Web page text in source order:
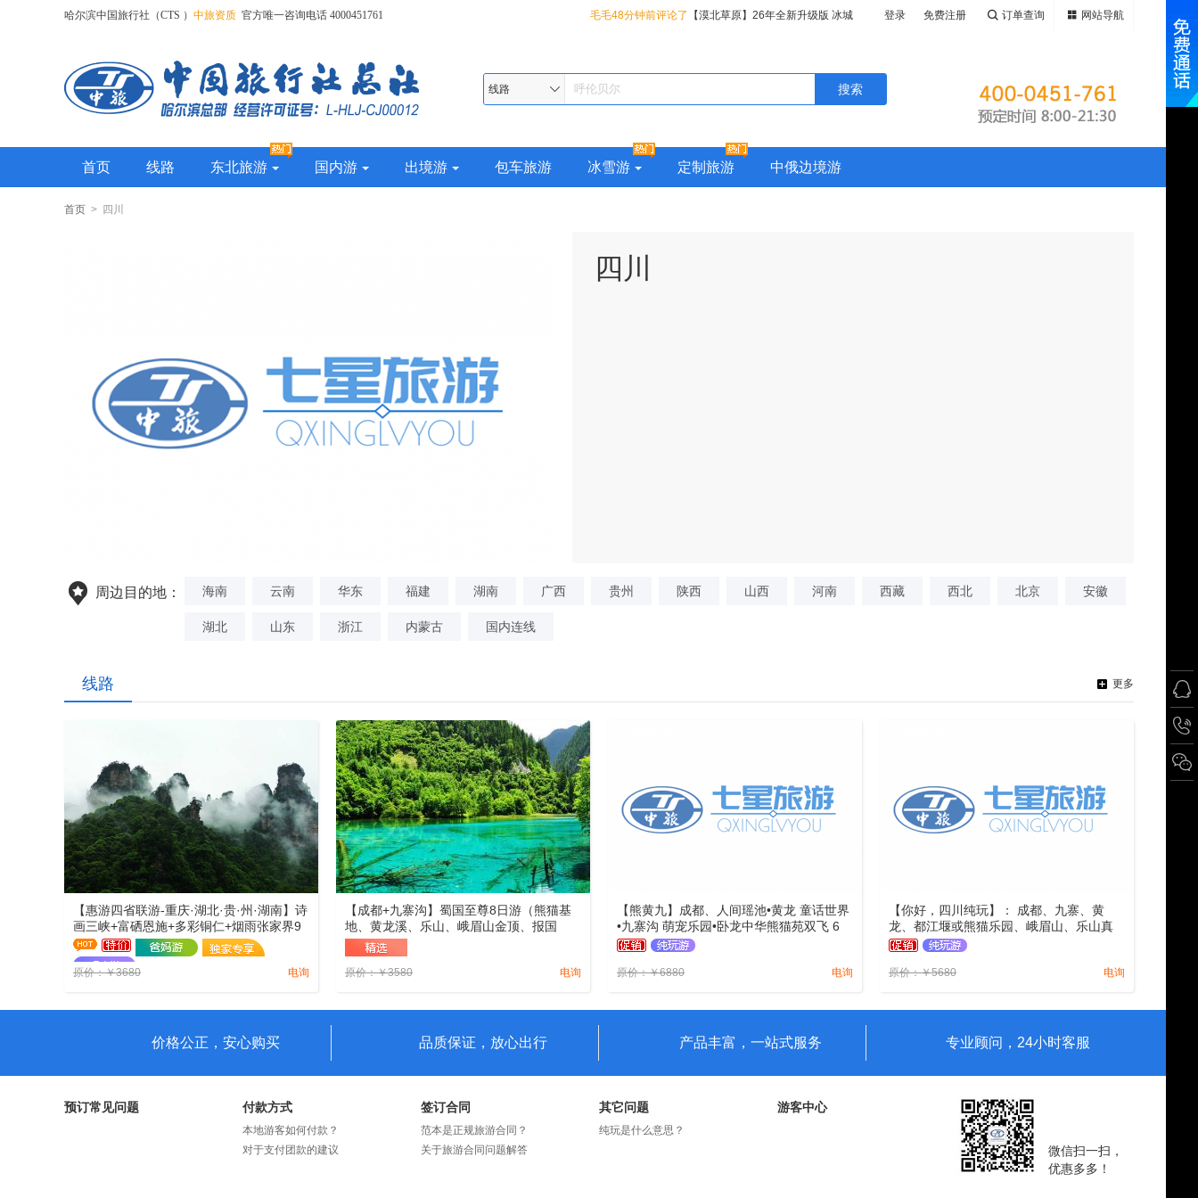
哈尔滨中国旅行社（CTS ） 中旅资质 官方唯一咨询电话 4000451761 登录 免费注册 订单查询 网站导航
毛毛48分钟前评论了 【漠北草原】26年全新升级版 冰城
安岭最北漠河、邂逅极光北极村、十八站鄂伦春民族乡、
纵览国境线最美331、双子城俄罗斯边境黑河、火山遗迹
五大连池、小兴安岭伊春上甘岭溪水公园、大小兴安岭畅
游10日
吉辽蒙四省全景、盛京沈阳、朝鲜边境丹东、鸭绿江游
船、华美胜地22°清凉小瑞士度假区、YOYO鹿苑、CLU
BMED地中海森林温泉、关东圣山-长白山、高山堰塞湖-
镜泊湖、冰城夏都哈尔滨、丹顶鹤故乡-扎龙、呼伦贝尔
河、火山遗迹五大连池、小兴安岭伊春上甘岭溪水公园、
春风2小时前评论了【东方颂歌】26年全新升级版 黑吉辽
蒙四省全景、盛京沈阳、朝鲜边境丹东、鸭绿江游船、华
美胜地22°清凉小瑞士度假区、YOYO鹿苑、CLUBMED
地中海森林温泉、关东圣山-长白山、高山堰塞湖-镜泊
民族乡、纵览国境线最美331、双子城俄罗斯边境黑河、
线路
首页 线路 东北旅游 国内游 出境游 包车旅游 冰雪游 定制旅游 中俄边境游
首页 > 四川
四川
周边目的地： 海南 云南 华东 福建 湖南 广西 贵州 陕西 山西 河南 西藏 西北 北京 安徽
湖北 山东 浙江 内蒙古 国内连线
线路 更多
【惠游四省联游-重庆·湖北·贵·州·湖南】诗
画三峡+富硒恩施+多彩铜仁+烟雨张家界9
日游（0自费0购物）
原价：￥3680 电询
【成都+九寨沟】蜀国至尊8日游（熊猫基
地、黄龙溪、乐山、峨眉山金顶、报国
寺、都江堰风景区、九寨沟）
原价：￥3580 电询
【熊黄九】成都、人间瑶池•黄龙 童话世界
•九寨沟 萌宠乐园•卧龙中华熊猫苑双飞 6
日/8日（二天自由活动，四星+五星住宿，
原价：￥6880 电询
【你好，四川纯玩】： 成都、九寨、黄
龙、都江堰或熊猫乐园、峨眉山、乐山真
纯玩双飞 8 日游（一天自由活动，全程四
原价：￥5680 电询
价格公正，安心购买 品质保证，放心出行 产品丰富，一站式服务 专业顾问，24小时客服
预订常见问题 付款方式
本地游客如何付款？
对于支付团款的建议
签订合同
范本是正规旅游合同？
关于旅游合同问题解答
其它问题
纯玩是什么意思？
游客中心
微信扫一扫，
优惠多多！